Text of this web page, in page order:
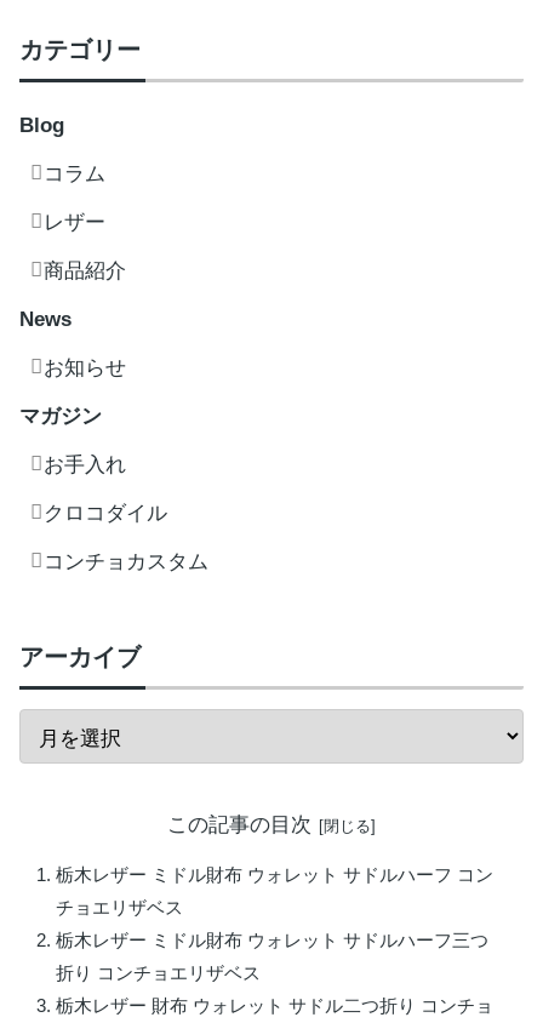
カテゴリー
Blog
コラム
レザー
商品紹介
News
お知らせ
マガジン
お手入れ
クロコダイル
コンチョカスタム
アーカイブ
この記事の目次
栃木レザー ミドル財布 ウォレット サドルハーフ コン
チョエリザベス
栃木レザー ミドル財布 ウォレット サドルハーフ三つ
折り コンチョエリザベス
栃木レザー 財布 ウォレット サドル二つ折り コンチョ